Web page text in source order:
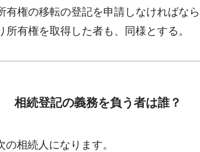
有権の移転の登記を申請しなければな
有権を取得した者も、同様とする。
相続登記の義務を負う者は誰？
相続人になります。